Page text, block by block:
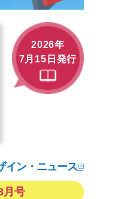
2026年
7月15日発行
イン・ニュース
月号